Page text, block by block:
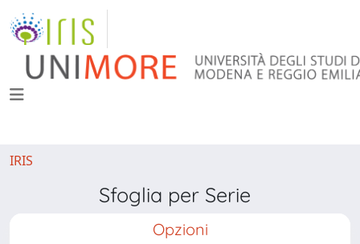
IRIS
Sfoglia per Serie
Opzioni